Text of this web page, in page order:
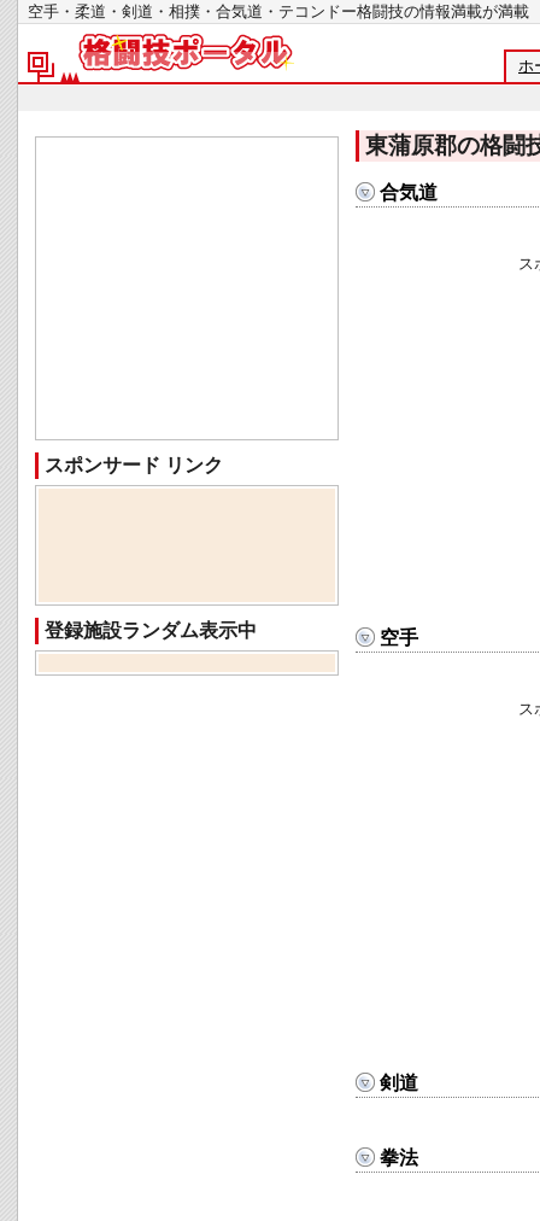
空手・柔道・剣道・相撲・合気道・テコンドー格闘技の情報満載が
ホ
東蒲原郡の格闘
合気道
ス
空手
ス
剣道
拳法
スポンサード リンク
登録施設ランダム表示中